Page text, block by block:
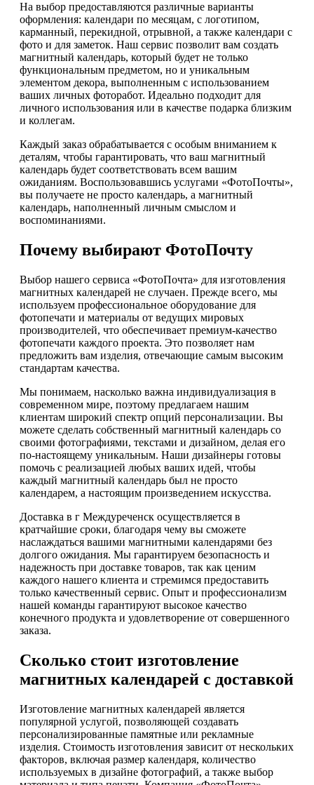
На выбор предоставляются различные варианты
оформления: календари по месяцам, с логотипом,
карманный, перекидной, отрывной, а также календари с
фото и для заметок. Наш сервис позволит вам создать
магнитный календарь, который будет не только
функциональным предметом, но и уникальным
элементом декора, выполненным с использованием
ваших личных фоторабот. Идеально подходит для
личного использования или в качестве подарка близким
и коллегам.
Каждый заказ обрабатывается с особым вниманием к
деталям, чтобы гарантировать, что ваш магнитный
календарь будет соответствовать всем вашим
ожиданиям. Воспользовавшись услугами «ФотоПочты»,
вы получаете не просто календарь, а магнитный
календарь, наполненный личным смыслом и
воспоминаниями.
Почему выбирают ФотоПочту
Выбор нашего сервиса «ФотоПочта» для изготовления
магнитных календарей не случаен. Прежде всего, мы
используем профессиональное оборудование для
фотопечати и материалы от ведущих мировых
производителей, что обеспечивает премиум-качество
фотопечати каждого проекта. Это позволяет нам
предложить вам изделия, отвечающие самым высоким
стандартам качества.
Мы понимаем, насколько важна индивидуализация в
современном мире, поэтому предлагаем нашим
клиентам широкий спектр опций персонализации. Вы
можете сделать собственный магнитный календарь со
своими фотографиями, текстами и дизайном, делая его
по-настоящему уникальным. Наши дизайнеры готовы
помочь с реализацией любых ваших идей, чтобы
каждый магнитный календарь был не просто
календарем, а настоящим произведением искусства.
Доставка в г Междуреченск осуществляется в
кратчайшие сроки, благодаря чему вы сможете
наслаждаться вашими магнитными календарями без
долгого ожидания. Мы гарантируем безопасность и
надежность при доставке товаров, так как ценим
каждого нашего клиента и стремимся предоставить
только качественный сервис. Опыт и профессионализм
нашей команды гарантируют высокое качество
конечного продукта и удовлетворение от совершенного
заказа.
Сколько стоит изготовление
магнитных календарей с доставкой
Изготовление магнитных календарей является
популярной услугой, позволяющей создавать
персонализированные памятные или рекламные
изделия. Стоимость изготовления зависит от нескольких
факторов, включая размер календаря, количество
используемых в дизайне фотографий, а также выбор